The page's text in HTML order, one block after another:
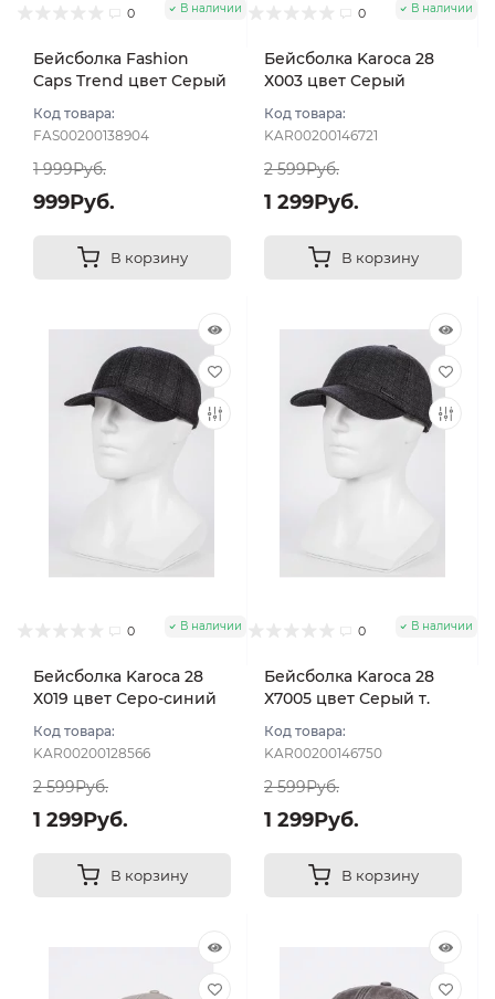
0 В наличии
Бейсболка Fashion
Caps Trend цвет Серый
Код товара:
FAS00200138904
1 999Руб.
999Руб.
В корзину
0 В наличии
Бейсболка Karoca 28
Х003 цвет Серый
Код товара:
KAR00200146721
2 599Руб.
1 299Руб.
В корзину
0 В наличии
Бейсболка Karoca 28
Х019 цвет Серо-синий
Код товара:
KAR00200128566
2 599Руб.
1 299Руб.
В корзину
0 В наличии
Бейсболка Karoca 28
Х7005 цвет Серый т.
Код товара:
KAR00200146750
2 599Руб.
1 299Руб.
В корзину